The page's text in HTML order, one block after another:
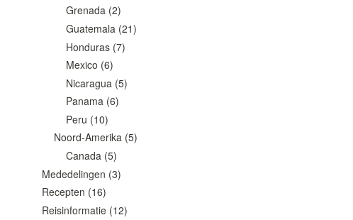
Grenada (2)
Guatemala (21)
Honduras (7)
Mexico (6)
Nicaragua (5)
Panama (6)
Peru (10)
Noord-Amerika (5)
Canada (5)
Mededelingen (3)
Recepten (16)
Reisinformatie (12)